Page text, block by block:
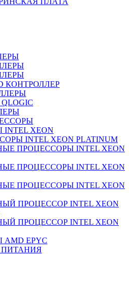
КОНТРОЛЛЕР
XEON
INTEL XEON PLATINUM
ПРОЦЕССОРЫ INTEL XEON
ПРОЦЕССОРЫ INTEL XEON
ПРОЦЕССОРЫ INTEL XEON
ПРОЦЕССОР INTEL XEON
ПРОЦЕССОР INTEL XEON
EPYC
ПИТАНИЯ